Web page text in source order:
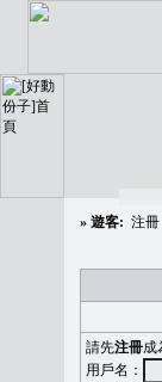
» 遊客: 注冊
請先注冊成
用戶名：